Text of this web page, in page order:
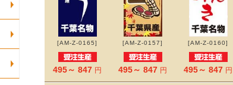
[AM-Z-0165]
495～ 847 円
[AM-Z-0157]
495～ 847 円
[AM-Z-0160]
495～ 847 円